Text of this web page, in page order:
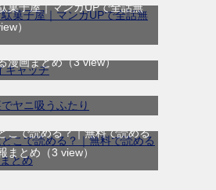
菓子屋｜マンガUPで全話無
）
料で読める？作品チケットの
漫画まとめ（3 view）
ヤニ吸うふたりはどこで読め
で読む方法と作品情報まとめ
こで読める？｜無料で読める
まとめ （3 view）